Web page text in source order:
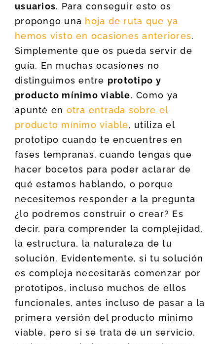
usuarios. Para conseguir esto os
propongo una hoja de ruta que ya
hemos visto en ocasiones anteriores.
Simplemente que os pueda servir de
guía. En muchas ocasiones no
distinguimos entre prototipo y
producto mínimo viable. Como ya
apunté en otra entrada sobre el
producto mínimo viable, utiliza el
prototipo cuando te encuentres en
fases tempranas, cuando tengas que
hacer bocetos para poder aclarar de
qué estamos hablando, o porque
necesitemos responder a la pregunta
¿lo podremos construir o crear? Es
decir, para comprender la complejidad,
la estructura, la naturaleza de tu
solución. Evidentemente, si tu solución
es compleja necesitarás comenzar por
prototipos, incluso muchos de ellos
funcionales, antes incluso de pasar a la
primera versión del producto mínimo
viable, pero si se trata de un servicio,